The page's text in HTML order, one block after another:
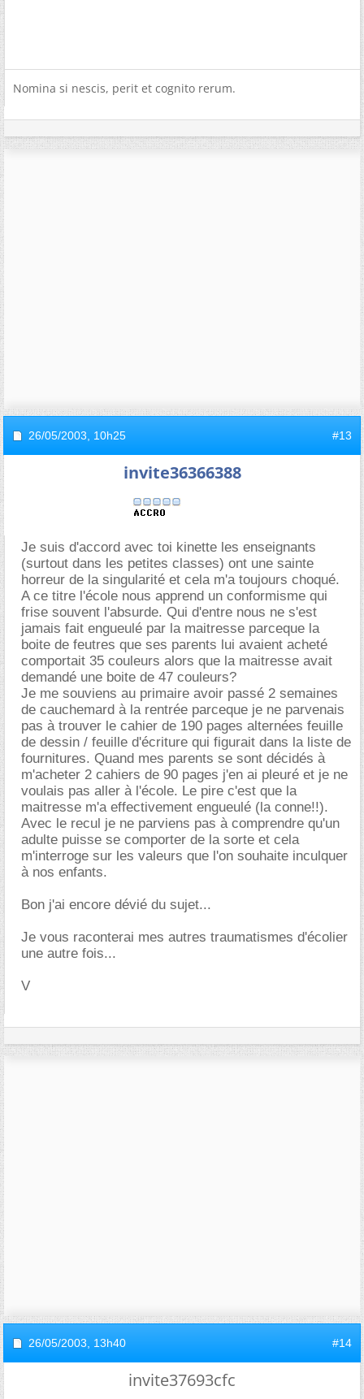
Nomina si nescis, perit et cognito rerum.
26/05/2003, 10h25 #13
invite36366388
Je suis d'accord avec toi kinette les enseignants
(surtout dans les petites classes) ont une sainte
horreur de la singularité et cela m'a toujours choqué.
A ce titre l'école nous apprend un conformisme qui
frise souvent l'absurde. Qui d'entre nous ne s'est
jamais fait engueulé par la maitresse parceque la
boite de feutres que ses parents lui avaient acheté
comportait 35 couleurs alors que la maitresse avait
demandé une boite de 47 couleurs?
Je me souviens au primaire avoir passé 2 semaines
de cauchemard à la rentrée parceque je ne parvenais
pas à trouver le cahier de 190 pages alternées feuille
de dessin / feuille d'écriture qui figurait dans la liste de
fournitures. Quand mes parents se sont décidés à
m'acheter 2 cahiers de 90 pages j'en ai pleuré et je ne
voulais pas aller à l'école. Le pire c'est que la
maitresse m'a effectivement engueulé (la conne!!).
Avec le recul je ne parviens pas à comprendre qu'un
adulte puisse se comporter de la sorte et cela
m'interroge sur les valeurs que l'on souhaite inculquer
à nos enfants.
Bon j'ai encore dévié du sujet...
Je vous raconterai mes autres traumatismes d'écolier
une autre fois...
V
26/05/2003, 13h40 #14
invite37693cfc